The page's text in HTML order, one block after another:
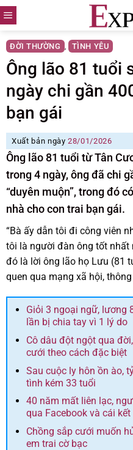
Skip
to
content
ĐỜI THƯỜNG , TÌNH YÊU
Ông lão 81 tuổi
ngày chi gần
bạn gái
Xuất bản ngày28/01/2026
Ông lão 81 tuổi từ Tân
trong 4 ngày, ông đã chi
“duyên muộn”, trong đó
nhà cho con trai bạn gái.
“Bà ấy dẫn tôi đi công viên
tôi là người đàn ông tốt nhất
đó là lời ông lão họ Lưu (81
quen qua mạng xã hội,
Giỏi 3 ngoại ngữ, lương
lần bị chia tay vì 1 lý do
Cô dâu đột ngột qua
cưới theo cách đặc biệt
Sau cuộc ly hôn ồn ào,
tình kém 33 tuổi
40 năm mất liên lạc,
qua Facebook và cái kết
Chồng sắp cưới muốn
em trai cờ bạc